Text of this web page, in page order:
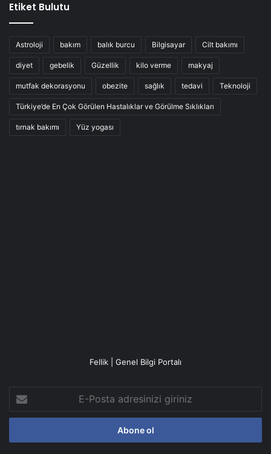
Etiket Bulutu
Astroloji bakım balık burcu Bilgisayar Cilt bakımı
diyet gebelik Güzellik kilo verme makyaj
mutfak dekorasyonu obezite sağlık tedavi Teknoloji
Türkiye’de En Çok Görülen Hastalıklar ve Görülme Sıklıkları
tırnak bakımı Yüz yogası
Fellik | Genel Bilgi Portalı
Posta
adresinizi